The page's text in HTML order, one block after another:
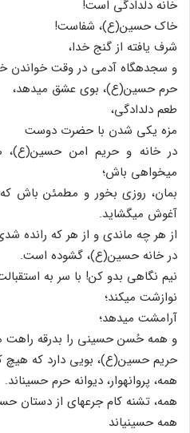
خانه دلدادگی است!
خاک حسین(ع)، شفاست!
شرف یافته از گنج خدا،
و سجده‏گاه آدمی در وقت خواندن
حرم حسین(ع)، بوی عشق می‏دهد،
طعم دلدادگی،
مزه یکی شدن با حضرت دوست
در خانه و حریم امن
می‏خواهی باش؛
بمان، روزی بخور و مطمئن باش
آغوش می‏گشاید.
از هر چه ماندی و از هر که رانده
در خانه حسین(ع)، گشوده است.
نیم نگاهی بدو کن! با سر به
نوازشت می‏کند؛
آرامشت می‏دهد؛
و همه حُسن حسینی را بدرقه راهت
حریم حسین(ع)، بویی دارد که هیچ
همه، پروانه‏وار، دیوانه حرم حسین‏اند.
همه، تشنه کام جرعه‏ای از دستان
همه حسینی‏اند